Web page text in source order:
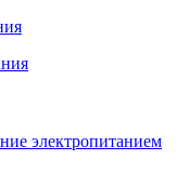
электропитанием